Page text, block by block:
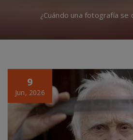
¿Cuándo una fotografía
9
Jun, 2026